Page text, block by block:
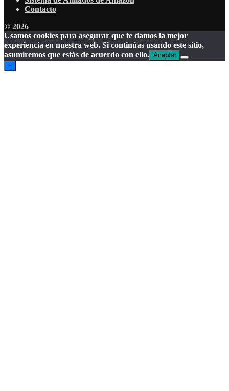
Contacto
© 2026
Usamos cookies para asegurar que te damos la mejor
experiencia en nuestra web. Si continúas usando este sitio,
asumiremos que estás de acuerdo con ello. Aceptar
↑